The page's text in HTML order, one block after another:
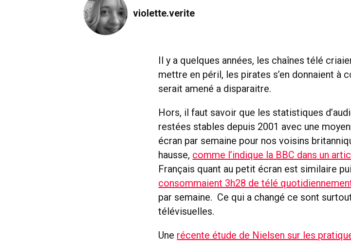
violette.verite
Il y a quelques années, les chaînes télé
mettre en péril, les pirates s’en donnaient
serait amené a disparaitre.
Hors, il faut savoir que les statistiques
restées stables depuis 2001 avec une
écran par semaine pour nos voisins
hausse, comme l’indique la BBC dans un
Français quant au petit écran est similaire
consommaient 3h28 de télé
par semaine. Ce qui a changé ce sont
télévisuelles.
Une récente étude de Nielsen sur les